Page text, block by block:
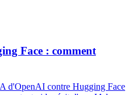
Face : comment
d'OpenAI contre Hugging Face